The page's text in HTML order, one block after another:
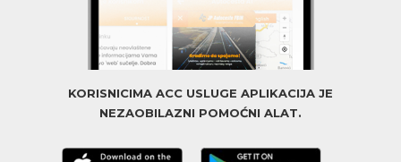
KORISNICIMA ACC USLUGE APLIKACIJA JE
NEZAOBILAZNI POMOĆNI ALAT.